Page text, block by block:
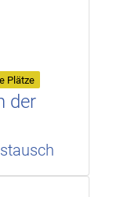
Plätze
der